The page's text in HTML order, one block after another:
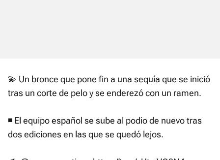
💫 Un bronce que pone fin a una sequía que se inició
tras un corte de pelo y se enderezó con un ramen.
◾️ El equipo español se sube al podio de nuevo tras
dos ediciones en las que se quedó lejos.